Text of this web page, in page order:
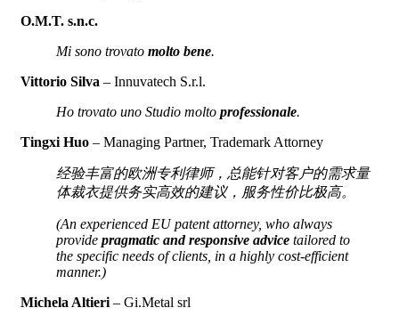
O.M.T. s.n.c.
Mi sono trovato molto bene.
Vittorio Silva – Innuvatech S.r.l.
Ho trovato uno Studio molto professionale.
Tingxi Huo – Managing Partner, Trademark Attorney
经验丰富的欧洲专利律师， 总能针对客户的需求量
体裁衣提供务实高效的建议，服务性价比极高。
(An experienced EU patent attorney, who always
provide pragmatic and responsive advice tailored to
the specific needs of clients, in a highly cost-efficient
manner.)
Michela Altieri – Gi.Metal srl